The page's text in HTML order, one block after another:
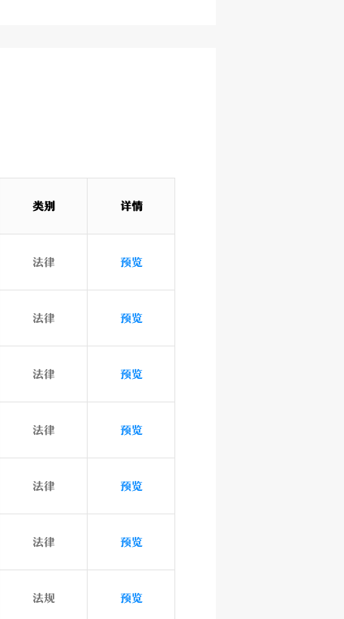
类别 详情
法律 预览
法律 预览
法律 预览
法律 预览
法律 预览
法律 预览
法规 预览